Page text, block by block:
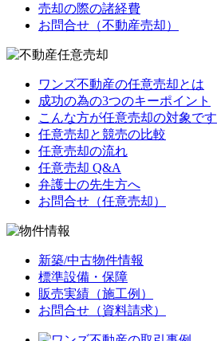
売却の際の諸経費
お問合せ（不動産売却）
ワンズ不動産の任意売却とは
成功の為の3つのキーポイント
こんな方が任意売却の対象です
任意売却と競売の比較
任意売却の流れ
任意売却 Q&A
弁護士の先生方へ
お問合せ（任意売却）
新築/中古物件情報
標準設備・保障
販売実績（施工例）
お問合せ（資料請求）